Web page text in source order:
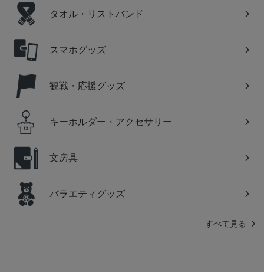
タオル・リストバンド
スマホグッズ
観戦・応援グッズ
キーホルダー・アクセサリー
文房具
バラエティグッズ
すべて見る